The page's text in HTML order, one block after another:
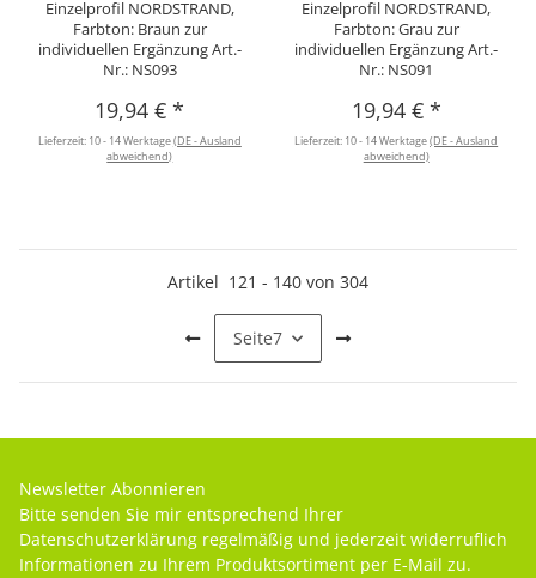
Einzelprofil NORDSTRAND,
Farbton: Braun zur
individuellen Ergänzung Art.-
Nr.: NS093
19,94 €*
Lieferzeit: 10 - 14 Werktage(DE - Ausland
abweichend)
Einzelprofil NORDSTRAND,
Farbton: Grau zur
individuellen Ergänzung Art.-
Nr.: NS091
19,94 € *
Lieferzeit: 10 - 14 Werktage(DE - Ausland
abweichend)
Artikel 121 - 140 von 304
Seite7
Newsletter Abonnieren
Bitte senden Sie mir entsprechend Ihrer
Datenschutzerklärung regelmäßig und jederzeit widerruflich
Informationen zu Ihrem Produktsortiment per E-Mail zu.